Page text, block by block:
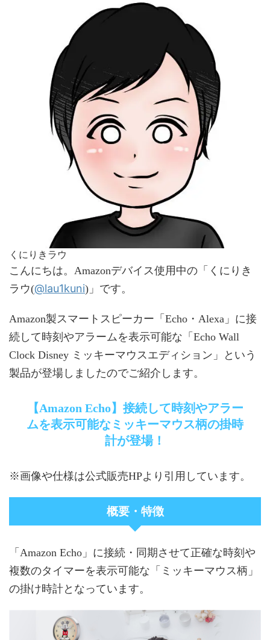
くにりきラウ
こんにちは。Amazonデバイス使用中の「くにりき
ラウ(@lau1kuni)」です。
Amazon製スマートスピーカー「Echo・Alexa」に接
続して時刻やアラームを表示可能な「Echo Wall
Clock Disney ミッキーマウスエディション」という
製品が登場しましたのでご紹介します。
【Amazon Echo】接続して時刻やアラー
ムを表示可能なミッキーマウス柄の掛時
計が登場！
※画像や仕様は公式販売HPより引用しています。
概要・特徴
「Amazon Echo」に接続・同期させて正確な時刻や
複数のタイマーを表示可能な「ミッキーマウス柄」
の掛け時計となっています。